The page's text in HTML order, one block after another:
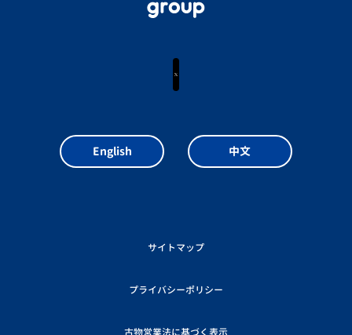
サイトマップ
プライバシーポリシー
古物営業法に基づく表示
English 中文